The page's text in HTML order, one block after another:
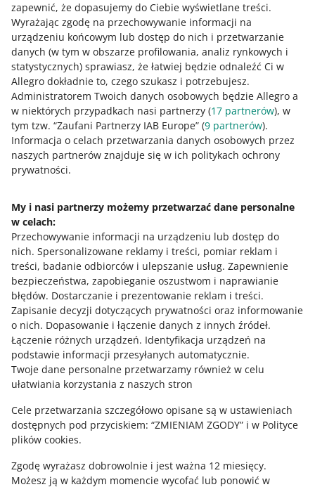
zapewnić, że dopasujemy do Ciebie wyświetlane treści.
Wyrażając zgodę na przechowywanie informacji na
urządzeniu końcowym lub dostęp do nich i przetwarzanie
danych (w tym w obszarze profilowania, analiz rynkowych i
statystycznych) sprawiasz, że łatwiej będzie odnaleźć Ci w
Allegro dokładnie to, czego szukasz i potrzebujesz.
Administratorem Twoich danych osobowych będzie Allegro a
w niektórych przypadkach nasi partnerzy (17 partnerów), w
tym tzw. “Zaufani Partnerzy IAB Europe” (9 partnerów).
Informacja o celach przetwarzania danych osobowych przez
naszych partnerów znajduje się w ich politykach ochrony
prywatności.
My i nasi partnerzy możemy przetwarzać dane personalne
w celach:
Przechowywanie informacji na urządzeniu lub dostęp do
nich. Spersonalizowane reklamy i treści, pomiar reklam i
treści, badanie odbiorców i ulepszanie usług. Zapewnienie
bezpieczeństwa, zapobieganie oszustwom i naprawianie
błędów. Dostarczanie i prezentowanie reklam i treści.
Zapisanie decyzji dotyczących prywatności oraz informowanie
o nich. Dopasowanie i łączenie danych z innych źródeł.
Łączenie różnych urządzeń. Identyfikacja urządzeń na
podstawie informacji przesyłanych automatycznie.
Twoje dane personalne przetwarzamy również w celu
ułatwiania korzystania z naszych stron
Cele przetwarzania szczegółowo opisane są w ustawieniach
dostępnych pod przyciskiem: “ZMIENIAM ZGODY” i w Polityce
plików cookies.
Zgodę wyrażasz dobrowolnie i jest ważna 12 miesięcy.
Możesz ją w każdym momencie wycofać lub ponowić w
Dowiedz się więcej o zakładce Środki i historia operacji
Jak oceniasz te zmiany/nowości?
0 - Porażka
10 - Rewelacja
0 1 2 3 4 5 6
Potrzebujesz pomocy?
Skontaktuj się z nami
Zapytaj społeczność
Zajrzyj na Allegro Gadane